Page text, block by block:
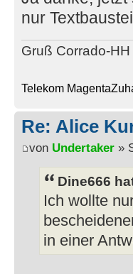
nur
Gruß Corrado-HH
Telekom
Re: Alice
von Undertaker »
Dine666
Ich wollte
in einer